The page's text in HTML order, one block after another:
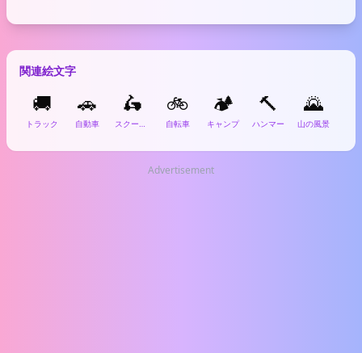
関連絵文字
🚚
トラック
🚗
自動車
🛵
スクーター
🚲
自転車
🏕️
キャンプ
🔨
ハンマー
🌄
山の風景
Advertisement